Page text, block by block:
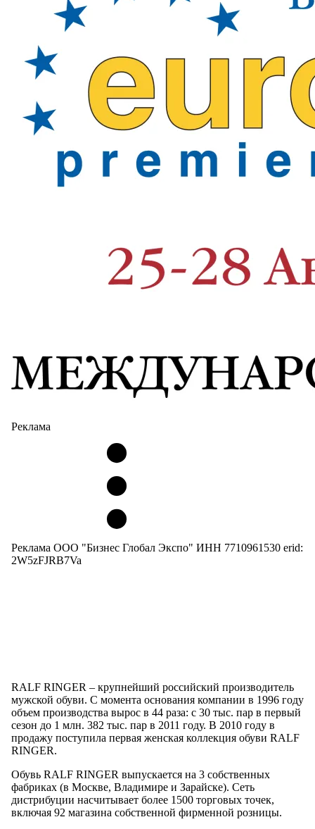
Реклама
Реклама ООО "Бизнес Глобал Экспо" ИНН 7710961530 erid:
2W5zFJRB7Va
RALF RINGER – крупнейший российский производитель
мужской обуви. С момента основания компании в 1996 году
объем производства вырос в 44 раза: с 30 тыс. пар в первый
сезон до 1 млн. 382 тыс. пар в 2011 году. В 2010 году в
продажу поступила первая женская коллекция обуви RALF
RINGER.
Обувь RALF RINGER выпускается на 3 собственных
фабриках (в Москве, Владимире и Зарайске). Сеть
дистрибуции насчитывает более 1500 торговых точек,
включая 92 магазина собственной фирменной розницы.